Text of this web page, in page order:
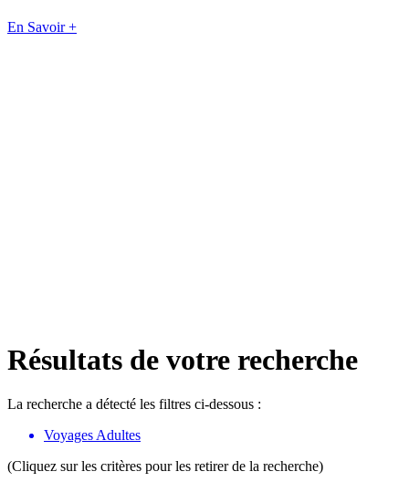
En Savoir +
Résultats de votre recherche
La recherche a détecté les filtres ci-dessous :
Voyages Adultes
(Cliquez sur les critères pour les retirer de la recherche)